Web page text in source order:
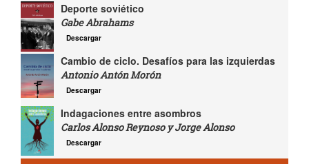
Deporte soviético
Gabe Abrahams
Descargar
Cambio de ciclo. Desafíos para las izquierdas
Antonio Antón Morón
Descargar
Indagaciones entre asombros
Carlos Alonso Reynoso y Jorge Alonso
Descargar